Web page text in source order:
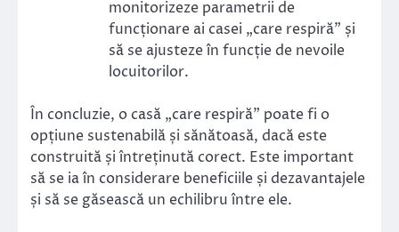
monitorizeze parametrii de
funcționare ai casei „care respiră” și
să se ajusteze în funcție de nevoile
locuitorilor.
În concluzie, o casă „care respiră” poate fi o
opțiune sustenabilă și sănătoasă, dacă este
construită și întreținută corect. Este important
să se ia în considerare beneficiile și dezavantajele
și să se găsească un echilibru între ele.